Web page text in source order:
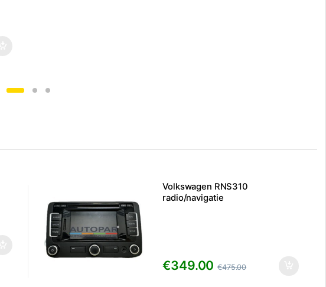
Volkswagen RNS310
radio/navigatie
€349.00 €475.00